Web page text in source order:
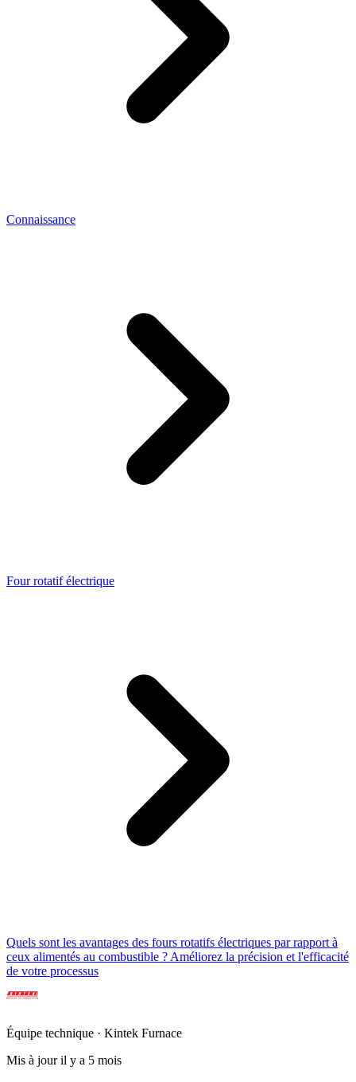
Connaissance
Four rotatif électrique
Quels sont les avantages des fours rotatifs électriques par rapport à
ceux alimentés au combustible ? Améliorez la précision et l'efficacité
de votre processus
Équipe technique · Kintek Furnace
Mis à jour il y a 5 mois